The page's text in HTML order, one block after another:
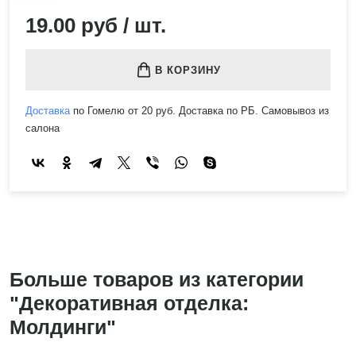
19.00 руб / шт.
В КОРЗИНУ
Доставкапо Гомелю от 20 руб. Доставка по РБ. Самовывоз из
салона
Больше товаров из категории
"Декоративная отделка:
Молдинги"